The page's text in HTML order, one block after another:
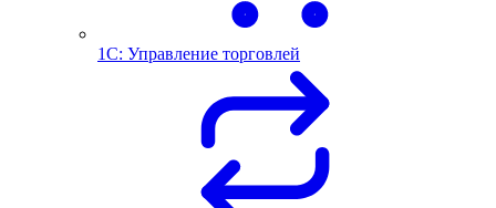
1С: Управление торговлей